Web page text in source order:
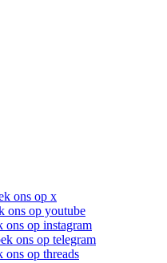
ons op x
ons op youtube
ons op instagram
ons op telegram
ons op threads